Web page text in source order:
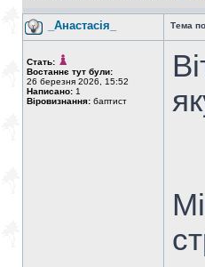
_Анастасія_ Тема
Стать:
Востаннє тут були:
26 березня 2026, 15:52
Написано: 1
Віровизнання: баптист